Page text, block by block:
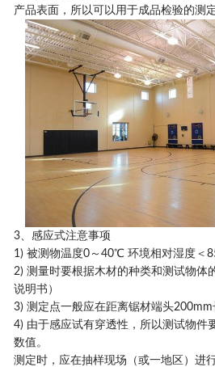
产品表面，所以可以用于成品检验的测
3、感应式注意事项
1) 被测物温度0～40℃ 环境相对湿度＜
2) 测量时要根据木材的种类和测试物体
说明书）
3) 测定点一般应在距离锯材端头200mm
4) 由于感应试有穿透性，所以测试物件
数值。
测定时，应在抽样现场（或一地区）进